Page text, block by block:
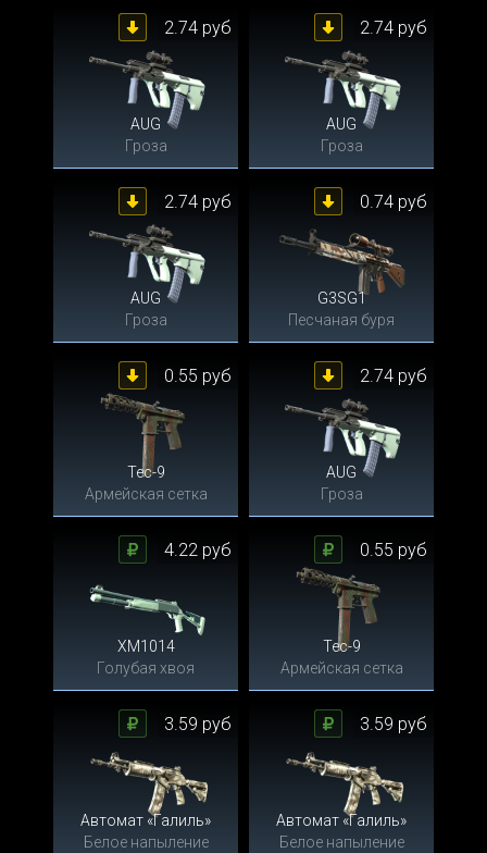
AUG
Гроза
2.74 руб
AUG
Гроза
2.74 руб
AUG
Гроза
2.74 руб
G3SG1
Песчаная буря
0.74 руб
Tec-9
Армейская сетка
0.55 руб
AUG
Гроза
2.74 руб
XM1014
Голубая хвоя
4.22 руб
Tec-9
Армейская сетка
0.55 руб
Автомат «Галиль»
Белое напыление
3.59 руб
Автомат «Галиль»
Белое напыление
3.59 руб